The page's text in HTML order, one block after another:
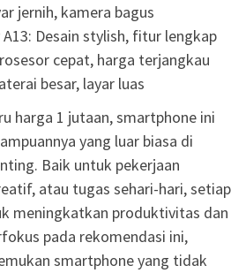
jernih, kamera bagus
A13: Desain stylish, fitur lengkap
cepat, harga terjangkau
besar, layar luas
harga 1 jutaan, smartphone ini
yang luar biasa di
Baik untuk pekerjaan
atau tugas sehari-hari, setiap
meningkatkan produktivitas dan
pada rekomendasi ini,
smartphone yang tidak